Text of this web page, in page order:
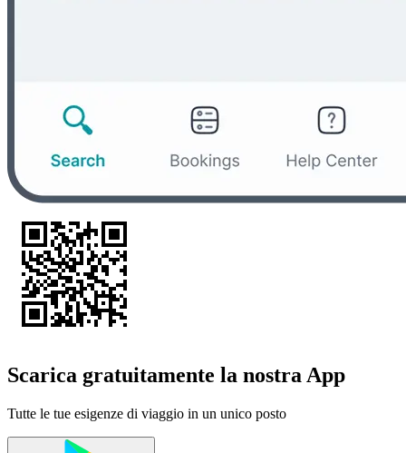
Scarica gratuitamente la nostra App
Tutte le tue esigenze di viaggio in un unico posto